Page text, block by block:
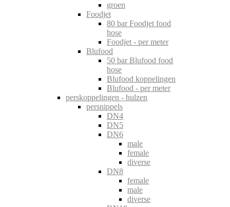
groen
Foodjet
80 bar Foodjet food
hose
Foodjet - per meter
Blufood
50 bar Blufood food
hose
Blufood koppelingen
Blufood - per meter
perskoppelingen - hulzen
persnippels
DN4
DN5
DN6
male
female
diverse
DN8
female
male
diverse